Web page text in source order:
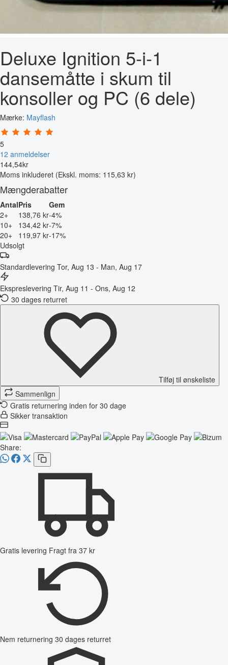
Deluxe Ignition 5-i-1
dansemåtte i skum til
konsoller og PC (6 dele)
Mærke: Mayflash
5
12 anmeldelser
144,54kr
Moms inkluderet (Ekskl. moms: 115,63 kr)
Mængderabatter
AntalPris
Gem
2+
138,76 kr-4%
10+
134,42 kr-7%
20+
119,97 kr-17%
Udsolgt
Standardlevering Tor, Aug 13 - Man, Aug 17
Ekspreslevering Tir, Aug 11 - Ons, Aug 12
30 dages returret
Tilføj til ønskeliste
Sammenlign
Gratis returnering inden for 30 dage
Sikker transaktion
Share:
Gratis levering Fragt fra 37 kr
Nem returnering 30 dages returret